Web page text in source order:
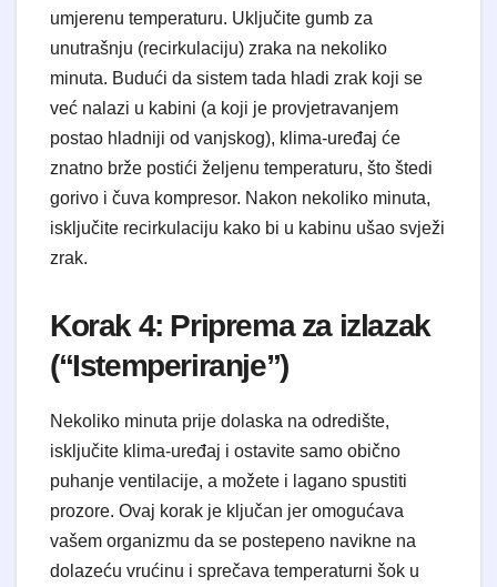
umjerenu temperaturu. Uključite gumb za
unutrašnju (recirkulaciju) zraka na nekoliko
minuta. Budući da sistem tada hladi zrak koji se
već nalazi u kabini (a koji je provjetravanjem
postao hladniji od vanjskog), klima-uređaj će
znatno brže postići željenu temperaturu, što štedi
gorivo i čuva kompresor. Nakon nekoliko minuta,
isključite recirkulaciju kako bi u kabinu ušao svježi
zrak.
Korak 4: Priprema za izlazak
(“Istemperiranje”)
Nekoliko minuta prije dolaska na odredište,
isključite klima-uređaj i ostavite samo obično
puhanje ventilacije, a možete i lagano spustiti
prozore. Ovaj korak je ključan jer omogućava
vašem organizmu da se postepeno navikne na
dolazeću vrućinu i sprečava temperaturni šok u